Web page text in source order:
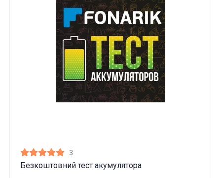
3
Безкоштовний тест акумулятора
Ці товари продаються особам, які
досягли 18 років!
ТАК НІ